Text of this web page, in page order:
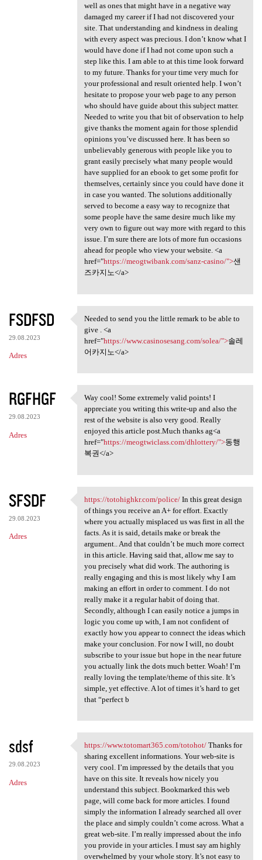
well as ones that might have in a negative way
damaged my career if I had not discovered your
site. That understanding and kindness in dealing
with every aspect was precious. I don’t know what I
would have done if I had not come upon such a
step like this. I am able to at this time look forward
to my future. Thanks for your time very much for
your professional and result oriented help. I won’t
hesitate to propose your web page to any person
who should have guide about this subject matter.
Needed to write you that bit of observation to help
give thanks the moment again for those splendid
opinions you’ve discussed here. It has been so
unbelievably generous with people like you to
grant easily precisely what many people would
have supplied for an ebook to get some profit for
themselves, certainly since you could have done it
in case you wanted. The solutions additionally
served to become a easy way to recognize that
some people have the same desire much like my
very own to figure out way more with regard to this
issue. I’m sure there are lots of more fun occasions
ahead for people who view your website. <a
href="https://meogtwibank.com/sanz-casino/">샌
즈카지노</a>
FSDFSD
29.08.2023
Adres
Needed to send you the little
Needed to send you the little remark to be able to
give . <a
href="https://www.casinosesang.com/solea/">솔레
어카지노</a>
RGFHGF
29.08.2023
Adres
Way cool! Some extremely
Way cool! Some extremely valid points! I
appreciate you writing this write-up and also the
rest of the website is also very good. Really
enjoyed this article post.Much thanks ag<a
href="https://meogtwiclass.com/dhlottery/">동행
복권</a>
SFSDF
29.08.2023
Adres
https://totohighkr.com/police
https://totohighkr.com/police/In this great design
of things you receive an A+ for effort. Exactly
where you actually misplaced us was first in all the
facts. As it is said, details make or break the
argument.. And that couldn’t be much more correct
in this article. Having said that, allow me say to
you precisely what did work. The authoring is
really engaging and this is most likely why I am
making an effort in order to comment. I do not
really make it a regular habit of doing that.
Secondly, although I can easily notice a jumps in
logic you come up with, I am not confident of
exactly how you appear to connect the ideas which
make your conclusion. For now I will, no doubt
subscribe to your issue but hope in the near future
you actually link the dots much better. Woah! I’m
really loving the template/theme of this site. It’s
simple, yet effective. A lot of times it’s hard to get
that “perfect b
sdsf
29.08.2023
Adres
https://www.totomart365.com
https://www.totomart365.com/totohot/Thanks for
sharing excellent informations. Your web-site is
very cool. I’m impressed by the details that you
have on this site. It reveals how nicely you
understand this subject. Bookmarked this web
page, will come back for more articles. I found
simply the information I already searched all over
the place and simply couldn’t come across. What a
great web-site. I’m really impressed about the info
you provide in your articles. I must say am highly
overwhelmed by your whole story. It’s not easy to